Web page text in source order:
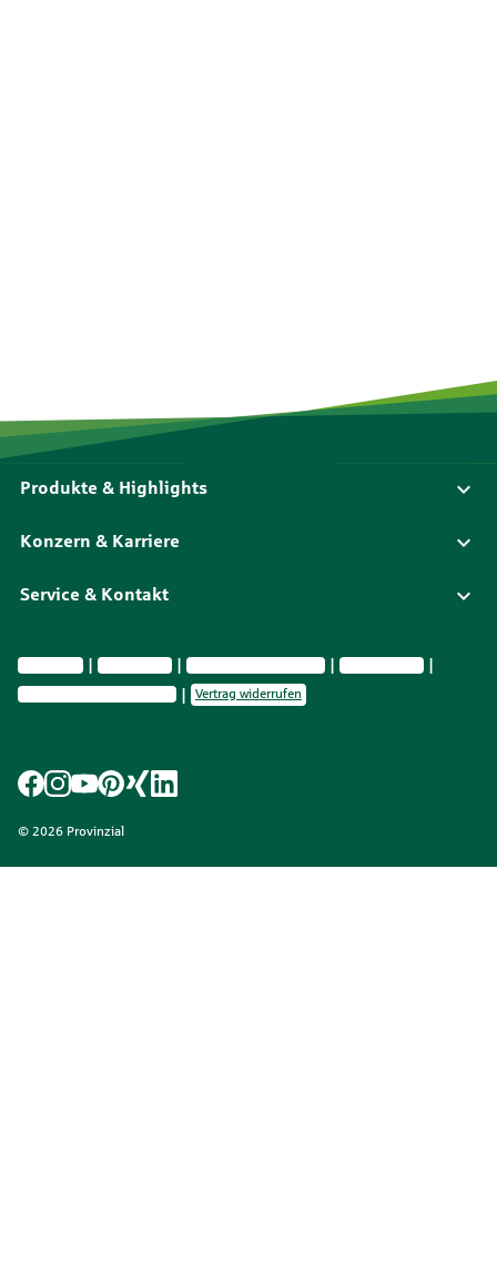
Produkte & Highlights
Konzern & Karriere
Service & Kontakt
Impressum Datenschutz Vermittlerinformationen
Nachhaltigkeit
Privatsphäre-Einstellungen
Vertrag widerrufen